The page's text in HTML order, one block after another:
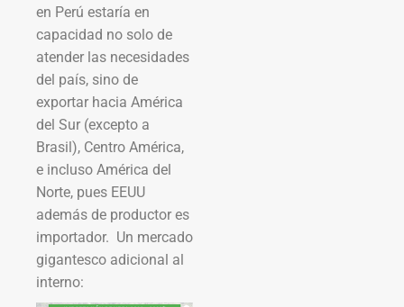
en Perú estaría en
capacidad no solo de
atender las necesidades
del país, sino de
exportar hacia América
del Sur (excepto a
Brasil), Centro América,
e incluso América del
Norte, pues EEUU
además de productor es
importador. Un mercado
gigantesco adicional al
interno: